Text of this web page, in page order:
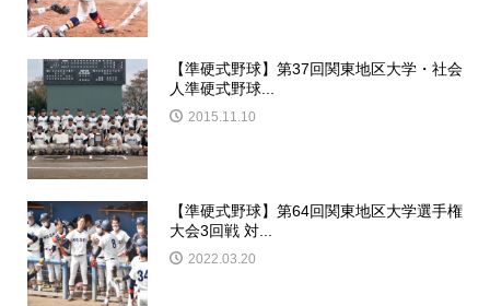
【準硬式野球】第37回関東地区大学・社会
人準硬式野球...
2015.11.10
【準硬式野球】第64回関東地区大学選手権
大会3回戦 対...
2022.03.20